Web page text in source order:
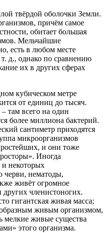
твёрдой оболочки Земли.
причём самое
обитает большая
Мельчайшие
есть в любом месте
д., однако по сравнению
их в других сферах
кубическом метре
от единиц до тысяч.
там всего на один
более миллиона бактерий.
сантиметр приходятся
микроорганизмов
и они тоже
». Иногда
некоторых
черви, нематоды,
живёт огромное
членистоногих.
гигантская живая масса;
живым организмом,
мелкие живые существа
» этого организма.